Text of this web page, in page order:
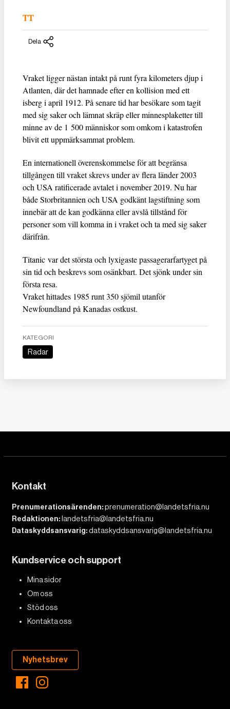
TT
Dela
Vraket ligger nästan intakt på runt fyra kilometers djup i
Atlanten, där det hamnade efter en kollision med ett
isberg i april 1912. På senare tid har besökare som tagit
med sig saker och lämnat skräp eller minnesplaketter till
minne av de 1 500 människor som omkom i katastrofen
blivit ett uppmärksammat problem.
En internationell överenskommelse för att begränsa
tillgången till vraket skrevs under av flera länder 2003
och USA ratificerade avtalet i november 2019. Nu har
både Storbritannien och USA godkänt lagstiftning som
innebär att de kan godkänna eller avslå tillstånd för
personer som vill komma in i vraket och ta med sig saker
därifrån.
Titanic var det största och lyxigaste passagerarfartyget på
sin tid och beskrevs som osänkbart. Det sjönk under sin
första resa.
Vraket hittades 1985 runt 350 sjömil utanför
Newfoundland på Kanadas ostkust.
KATEGORI
Radar
Kontakt
Prenumerationsärenden:prenumeration@landetsfria.nu
Redaktionen: landetsfria@landetsfria.nu
Dataskyddsansvarig:dataskyddsansvarig@landetsfria.nu
Kundservice och support
Mina sidor
Om oss
Stöd oss
Kontakta oss
Nyhetsbrev